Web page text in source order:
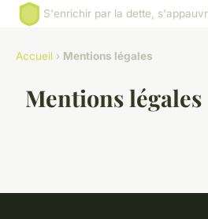
S'enrichir par la dette,
Accueil › Mentions légales
Mentions légales